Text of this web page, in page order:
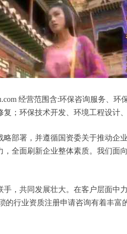
经营范围含:环保咨询服务、
；环保技术开发、环境工程设计
部署，并遵循国资委关于推动
全面刷新企业整体素质。我们
，共同发展壮大。在客户层面中
行业资质注册申请咨询有着丰